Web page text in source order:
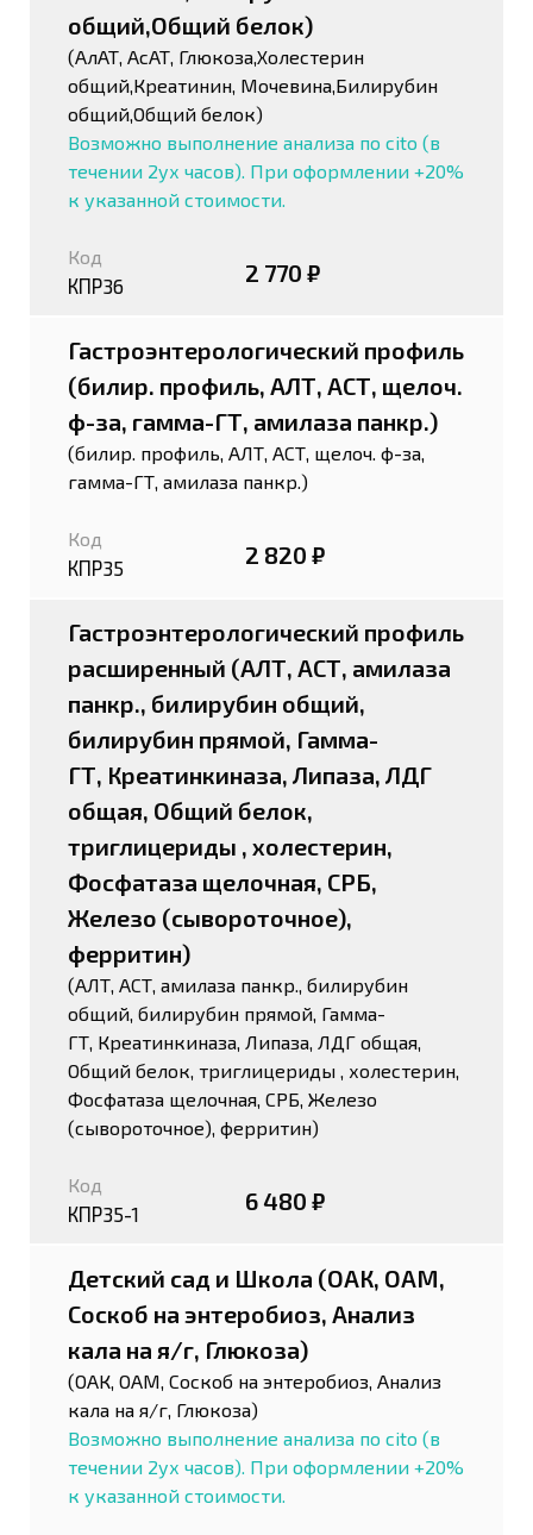
общий,Общий белок)
(АлАТ, АсАТ, Глюкоза,Холестерин
общий,Креатинин, Мочевина,Билирубин
общий,Общий белок)
Возможно выполнение анализа по cito (в
течении 2ух часов). При оформлении +20%
к указанной стоимости.
Код
КПР36 2 770 ₽
Гастроэнтерологический профиль
(билир. профиль, АЛТ, АСТ, щелоч.
ф-за, гамма-ГТ, амилаза панкр.)
(билир. профиль, АЛТ, АСТ, щелоч. ф-за,
гамма-ГТ, амилаза панкр.)
Код
КПР35 2 820 ₽
Гастроэнтерологический профиль
расширенный (АЛТ, АСТ, амилаза
панкр., билирубин общий,
билирубин прямой, Гамма-
ГТ, Креатинкиназа, Липаза, ЛДГ
общая, Общий белок,
триглицериды , холестерин,
Фосфатаза щелочная, СРБ,
Железо (сывороточное),
ферритин)
(АЛТ, АСТ, амилаза панкр., билирубин
общий, билирубин прямой, Гамма-
ГТ, Креатинкиназа, Липаза, ЛДГ общая,
Общий белок, триглицериды , холестерин,
Фосфатаза щелочная, СРБ, Железо
(сывороточное), ферритин)
Код
КПР35-1 6 480 ₽
Детский сад и Школа (ОАК, ОАМ,
Соскоб на энтеробиоз, Анализ
кала на я/г, Глюкоза)
(ОАК, ОАМ, Соскоб на энтеробиоз, Анализ
кала на я/г, Глюкоза)
Возможно выполнение анализа по cito (в
течении 2ух часов). При оформлении +20%
к указанной стоимости.